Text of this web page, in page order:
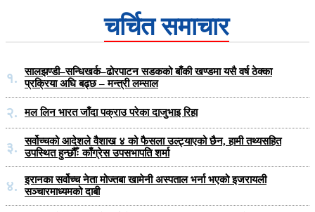
चर्चित समाचार
१.
सालझण्डी–सन्धिखर्क–ढोरपाटन सडकको बाँकी खण्डमा यसै वर्ष ठेक्का
प्रक्रिया अघि बढ्छ – मन्त्री लम्साल
२. मल लिन भारत जाँदा पक्राउ परेका दाजुभाइ रिहा
३.
सर्वोच्चको आदेशले वैशाख ४ को फैसला उल्ट्याएको छैन, हामी तथ्यसहित
उपस्थित हुन्छौँः काँग्रेस उपसभापति शर्मा
४.
इरानका सर्वोच्च नेता मोज्तबा खामेनी अस्पताल भर्ना भएको इजरायली
सञ्चारमाध्यमको दाबी